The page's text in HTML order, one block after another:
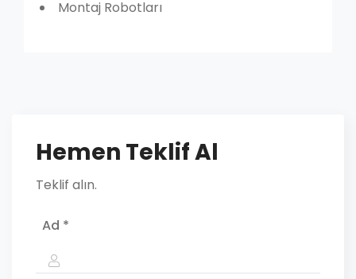
Montaj Robotları
Hemen Teklif Al
Teklif alın.
Ad *